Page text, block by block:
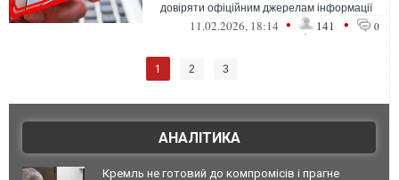
довіряти офіційним джерелам інформації
11.02.2026, 18:14 • 141 • 0
1 2 3
АНАЛІТИКА
Кремль не готовий до компромісів і прагне